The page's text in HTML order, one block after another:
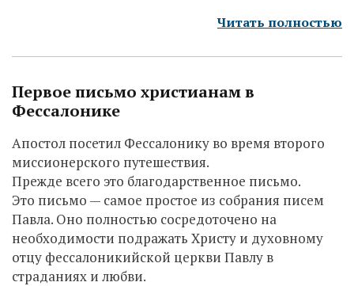
Читать полностью
Первое письмо христианам в
Фессалонике
Апостол посетил Фессалонику во время второго
миссионерского путешествия.
Прежде всего это благодарственное письмо.
Это письмо — самое простое из собрания писем
Павла. Оно полностью сосредоточено на
необходимости подражать Христу и духовному
отцу фессалоникийской церкви Павлу в
страданиях и любви.